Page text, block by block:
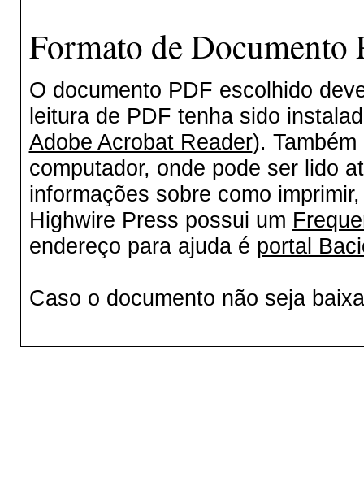
Formato de
O documento PDF escolhido
leitura de PDF tenha sido
Adobe Acrobat Reader).
computador, onde pode ser lido
informações sobre como
Highwire Press possui um
endereço para ajuda é portal
Caso o documento não seja